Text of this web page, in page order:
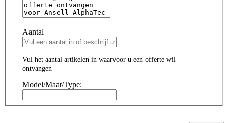
Aantal
Vul het aantal artikelen in waarvoor u een offerte wil
ontvangen
Model/Maat/Type: